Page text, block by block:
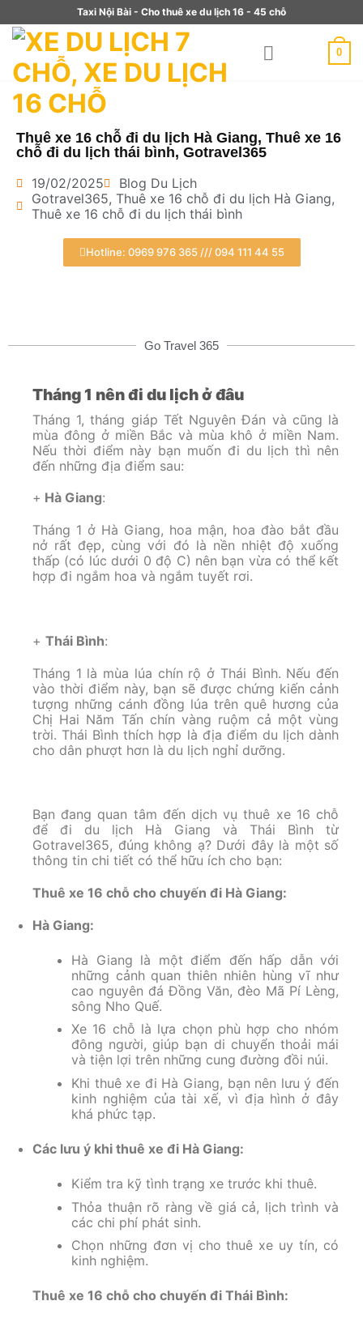
Taxi Nội Bài - Cho thuê xe du lịch 16 - 45 chỗ
0
Thuê xe 16 chỗ đi du lịch Hà Giang, Thuê xe 16
chỗ đi du lịch thái bình, Gotravel365
19/02/2025
Blog Du Lịch
Gotravel365, Thuê xe 16 chỗ đi du lịch Hà Giang,
Thuê xe 16 chỗ đi du lịch thái bình
Hotline: 0969 976 365 /// 094 111 44 55
Go Travel 365
Tháng 1 nên đi du lịch ở đâu
Tháng 1, tháng giáp Tết Nguyên Đán và cũng là
mùa đông ở miền Bắc và mùa khô ở miền Nam.
Nếu thời điểm này bạn muốn đi du lịch thì nên
đến những địa điểm sau:
+ Hà Giang:
Tháng 1 ở Hà Giang, hoa mận, hoa đào bắt đầu
nở rất đẹp, cùng với đó là nền nhiệt độ xuống
thấp (có lúc dưới 0 độ C) nên bạn vừa có thể kết
hợp đi ngắm hoa và ngắm tuyết rơi.
+ Thái Bình:
Tháng 1 là mùa lúa chín rộ ở Thái Bình. Nếu đến
vào thời điểm này, bạn sẽ được chứng kiến cảnh
tượng những cánh đồng lúa trên quê hương của
Chị Hai Năm Tấn chín vàng ruộm cả một vùng
trời. Thái Bình thích hợp là địa điểm du lịch dành
cho dân phượt hơn là du lịch nghỉ dưỡng.
Bạn đang quan tâm đến dịch vụ thuê xe 16 chỗ
để đi du lịch Hà Giang và Thái Bình từ
Gotravel365, đúng không ạ? Dưới đây là một số
thông tin chi tiết có thể hữu ích cho bạn:
Thuê xe 16 chỗ cho chuyến đi Hà Giang:
Hà Giang:
Hà Giang là một điểm đến hấp dẫn với
những cảnh quan thiên nhiên hùng vĩ như
cao nguyên đá Đồng Văn, đèo Mã Pí Lèng,
sông Nho Quế.
Xe 16 chỗ là lựa chọn phù hợp cho nhóm
đông người, giúp bạn di chuyển thoải mái
và tiện lợi trên những cung đường đồi núi.
Khi thuê xe đi Hà Giang, bạn nên lưu ý đến
kinh nghiệm của tài xế, vì địa hình ở đây
khá phức tạp.
Các lưu ý khi thuê xe đi Hà Giang:
Kiểm tra kỹ tình trạng xe trước khi thuê.
Thỏa thuận rõ ràng về giá cả, lịch trình và
các chi phí phát sinh.
Chọn những đơn vị cho thuê xe uy tín, có
kinh nghiệm.
Thuê xe 16 chỗ cho chuyến đi Thái Bình: